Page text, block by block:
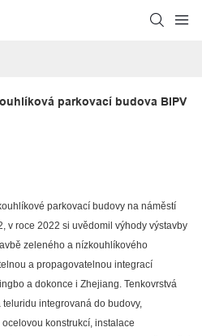
parkovací budova BIPV
parkovací budovy na náměstí
v roce 2022 si uvědomil výhody výstavby
zeleného a nízkouhlíkového
a propagovatelnou integrací
a dokonce i Zhejiang. Tenkovrstvá
integrovaná do budovy,
konstrukcí, instalace